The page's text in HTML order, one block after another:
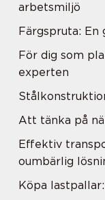
arbetsmiljö
Färgspruta:
För dig som
experten
Att tänka på
Effektiv
oumbärlig
Köpa